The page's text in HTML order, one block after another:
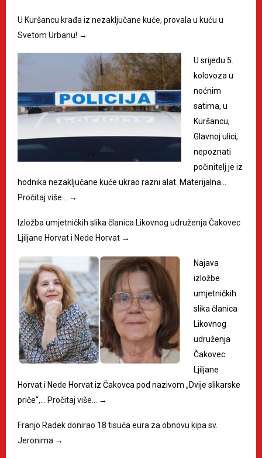
U Kuršancu krađa iz nezaključane kuće, provala u kuću u
Svetom Urbanu! →
U srijedu 5.
kolovoza u
noćnim
satima, u
Kuršancu,
Glavnoj ulici,
nepoznati
počinitelj je iz
hodnika nezaključane kuće ukrao razni alat. Materijalna…
Pročitaj više…
→
Izložba umjetničkih slika članica Likovnog udruženja Čakovec
Ljiljane Horvat i Nede Horvat →
Najava
izložbe
umjetničkih
slika članica
Likovnog
udruženja
Čakovec
Ljiljane
Horvat i Nede Horvat iz Čakovca pod nazivom „Dvije slikarske
priče“,…
Pročitaj više… →
Franjo Radek donirao 18 tisuća eura za obnovu kipa sv.
Jeronima →